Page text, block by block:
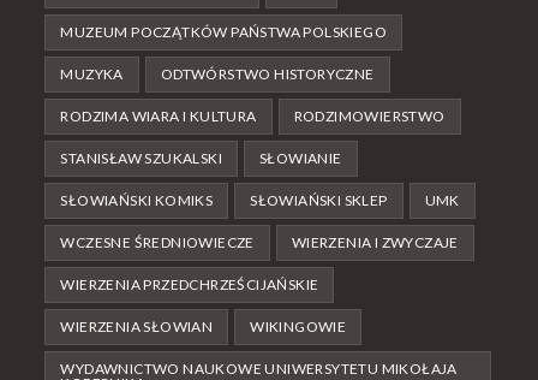
MUZEUM POCZĄTKÓW PAŃSTWA POLSKIEGO
MUZYKA ODTWÓRSTWO HISTORYCZNE
RODZIMA WIARA I KULTURA RODZIMOWIERSTWO
STANISŁAW SZUKALSKI SŁOWIANIE
SŁOWIAŃSKI KOMIKS SŁOWIAŃSKI SKLEP UMK
WCZESNE ŚREDNIOWIECZE WIERZENIA I ZWYCZAJE
WIERZENIA PRZEDCHRZEŚCIJAŃSKIE
WIERZENIA SŁOWIAN WIKINGOWIE
WYDAWNICTWO NAUKOWE UNIWERSYTETU MIKOŁAJA